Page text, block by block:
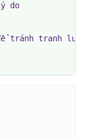
do
tránh tranh